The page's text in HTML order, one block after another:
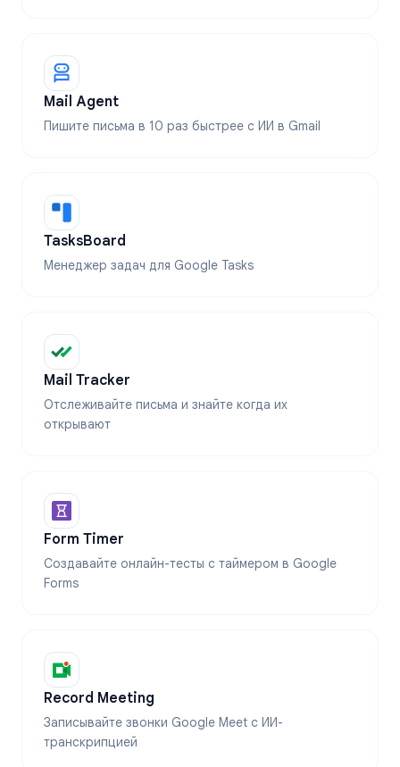
Mail Agent
Пишите письма в 10 раз быстрее с ИИ в Gmail
TasksBoard
Менеджер задач для Google Tasks
Mail Tracker
Отслеживайте письма и знайте когда их
открывают
Form Timer
Создавайте онлайн-тесты с таймером в Google
Forms
Record Meeting
Записывайте звонки Google Meet с ИИ-
транскрипцией